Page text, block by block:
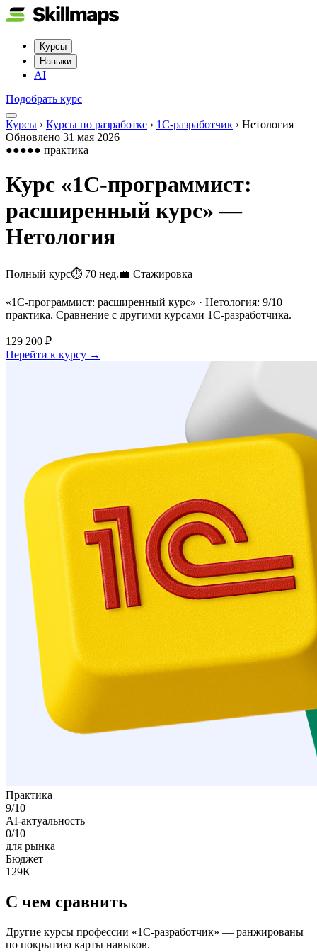
Курсы
Навыки
AI
Подобрать курс
Курсы › Курсы по разработке › 1С-разработчик › Нетология
Обновлено 31 мая 2026
●●●●● практика
Курс «1C-программист:
расширенный курс» —
Нетология
Полный курс⏱ 70 нед.💼 Стажировка
«1C-программист: расширенный курс» · Нетология: 9/10
практика. Сравнение с другими курсами 1С-разработчика.
129 200 ₽
Перейти к курсу →
Практика
9/10
AI-актуальность
0/10
для рынка
Бюджет
129К
С чем сравнить
Другие курсы профессии «1С-разработчик» — ранжированы
по покрытию карты навыков.